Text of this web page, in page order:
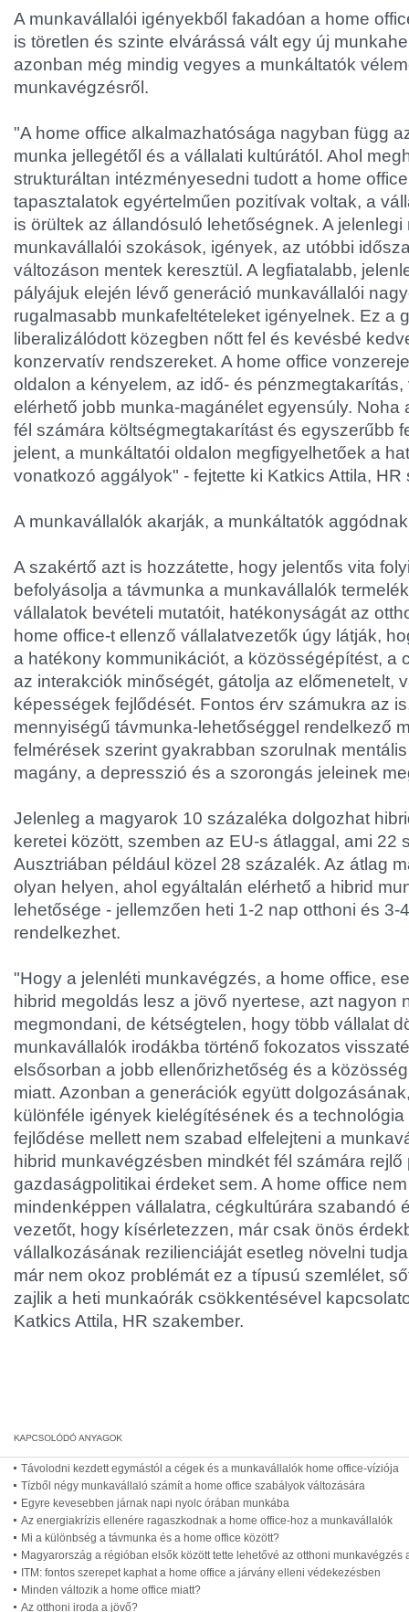
A munkavállalói igényekből fakadóan a home
is töretlen és szinte elvárássá vált egy új
azonban még mindig vegyes a munkáltatók
munkavégzésről.
"A home office alkalmazhatósága nagyban függ
munka jellegétől és a vállalati kultúrától. Ahol
strukturáltan intézményesedni tudott a home
tapasztalatok egyértelműen pozitívak voltak, a
is örültek az állandósuló lehetőségnek. A
munkavállalói szokások, igények, az utóbbi
változáson mentek keresztül. A legfiatalabb,
pályájuk elején lévő generáció munkavállalói
rugalmasabb munkafeltételeket igényelnek. Ez a
liberalizálódott közegben nőtt fel és kevésbé
konzervatív rendszereket. A home office
oldalon a kényelem, az idő- és
elérhető jobb munka-magánélet egyensúly. Noha
fél számára költségmegtakarítást és egyszerűbb
jelent, a munkáltatói oldalon megfigyelhetőek a
vonatkozó aggályok" - fejtette ki Katkics Attila, HR
A munkavállalók akarják, a munkáltatók aggódnak
A szakértő azt is hozzátette, hogy jelentős vita
befolyásolja a távmunka a munkavállalók
vállalatok bevételi mutatóit, hatékonyságát az
home office-t ellenző vállalatvezetők úgy látják,
a hatékony kommunikációt, a közösségépítést, a
az interakciók minőségét, gátolja az előmenetelt,
képességek fejlődését. Fontos érv számukra az
mennyiségű távmunka-lehetőséggel rendelkező
felmérések szerint gyakrabban szorulnak
magány, a depresszió és a szorongás jeleinek
Jelenleg a magyarok 10 százaléka dolgozhat
keretei között, szemben az EU-s átlaggal, ami 22
Ausztriában például közel 28 százalék. Az átlag
olyan helyen, ahol egyáltalán elérhető a hibrid
lehetősége - jellemzően heti 1-2 nap otthoni és 3-
rendelkezhet.
"Hogy a jelenléti munkavégzés, a home office,
hibrid megoldás lesz a jövő nyertese, azt nagyon
megmondani, de kétségtelen, hogy több vállalat
munkavállalók irodákba történő fokozatos
elsősorban a jobb ellenőrizhetőség és a
miatt. Azonban a generációk együtt
különféle igények kielégítésének és a
fejlődése mellett nem szabad elfelejteni a
hibrid munkavégzésben mindkét fél számára
gazdaságpolitikai érdeket sem. A home office
mindenképpen vállalatra, cégkultúrára szabandó
vezetőt, hogy kísérletezzen, már csak önös
vállalkozásának rezilienciáját esetleg növelni
már nem okoz problémát ez a típusú szemlélet,
zajlik a heti munkaórák csökkentésével
Katkics Attila, HR szakember.
Távolodni kezdett egymástól a cégek és a munkavállalók home office-víziója
Tízből négy munkavállaló számít a home office szabályok változására
Egyre kevesebben járnak napi nyolc órában munkába
Az energiakrízis ellenére ragaszkodnak a home office-hoz a munkavállalók
Mi a különbség a távmunka és a home office között?
Magyarország a régióban elsők között tette lehetővé az otthoni munkavégzés
ITM: fontos szerepet kaphat a home office a járvány elleni védekezésben
Minden változik a home office miatt?
Az otthoni iroda a jövő?